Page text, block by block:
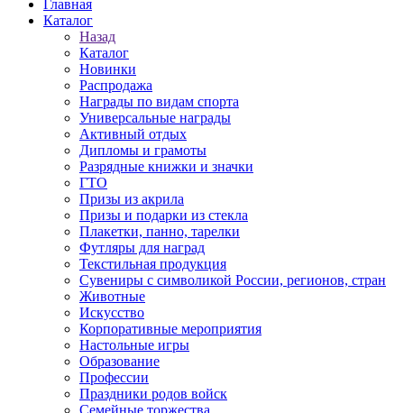
Главная
Каталог
Назад
Каталог
Новинки
Распродажа
Награды по видам спорта
Универсальные награды
Активный отдых
Дипломы и грамоты
Разрядные книжки и значки
ГТО
Призы из акрила
Призы и подарки из стекла
Плакетки, панно, тарелки
Футляры для наград
Текстильная продукция
Сувениры с символикой России, регионов, стран
Животные
Искусство
Корпоративные мероприятия
Настольные игры
Образование
Профессии
Праздники родов войск
Семейные торжества